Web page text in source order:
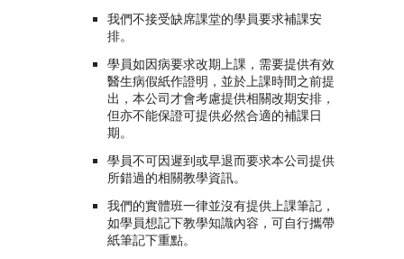
我們不接受缺席課堂的學員要求補課安
排。
學員如因病要求改期上課，需要提供有效
醫生病假紙作證明，並於上課時間之前提
出，本公司才會考慮提供相關改期安排，
但亦不能保證可提供必然合適的補課日
期。
學員不可因遲到或早退而要求本公司提供
所錯過的相關教學資訊。
我們的實體班一律並沒有提供上課筆記，
如學員想記下教學知識內容，可自行攜帶
紙筆記下重點。